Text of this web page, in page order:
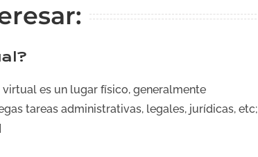
es un lugar físico, generalmente
tareas administrativas, legales, jurídicas, etc;